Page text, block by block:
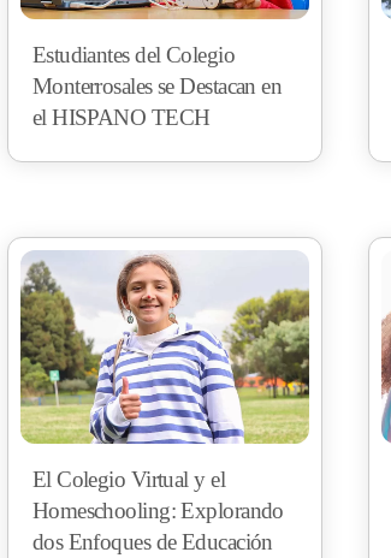
Estudiantes del Colegio
Monterrosales se Destacan en
el HISPANO TECH
El Colegio Virtual y el
Homeschooling: Explorando
dos Enfoques de Educación